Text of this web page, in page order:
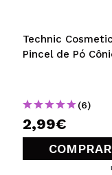
Technic
Pincel de Pó
(6)
2,99€
COMPRAR